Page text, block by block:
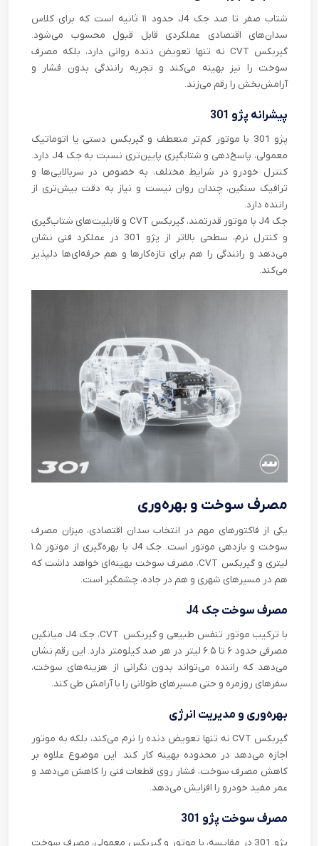
شتاب صفر تا صد جک J4 حدود ۱۱ ثانیه است که برای کلاس
سدان‌های اقتصادی عملکردی قابل قبول محسوب می‌شود.
گیربکس CVT نه تنها تعویض دنده روانی دارد، بلکه مصرف
سوخت را نیز بهینه می‌کند و تجربه رانندگی بدون فشار و
آرامش‌بخش را رقم می‌زند.
پیشرانه پژو 301
پژو 301 با موتور کم‌تر منعطف و گیربکس دستی یا اتوماتیک
معمولی، پاسخ‌دهی و شتابگیری پایین‌تری نسبت به جک J4 دارد.
کنترل خودرو در شرایط مختلف، به خصوص در سربالایی‌ها و
ترافیک سنگین، چندان روان نیست و نیاز به دقت بیش‌تری از
راننده دارد.
جک J4 با موتور قدرتمند، گیربکس CVT و قابلیت‌های شتاب‌گیری
و کنترل نرم، سطحی بالاتر از پژو 301 در عملکرد فنی نشان
می‌دهد و رانندگی را هم برای تازه‌کارها و هم حرفه‌ای‌ها دلپذیر
می‌کند.
مصرف سوخت و بهره‌وری
یکی از فاکتورهای مهم در انتخاب سدان اقتصادی، میزان مصرف
سوخت و بازدهی موتور است. جک J4 با بهره‌گیری از موتور ۱.۵
لیتری و گیربکس CVT، مصرف سوخت بهینه‌ای خواهد داشت که
هم در مسیرهای شهری و هم در جاده، چشمگیر است.
مصرف سوخت جک J4
با ترکیب موتور تنفس طبیعی و گیربکس CVT، جک J4 میانگین
مصرفی حدود ۶ تا ۶.۵ لیتر در هر صد کیلومتر دارد. این رقم نشان
می‌دهد که راننده می‌تواند بدون نگرانی از هزینه‌های سوخت،
سفرهای روزمره و حتی مسیرهای طولانی را با آرامش طی کند.
بهره‌وری و مدیریت انرژی
گیربکس CVT نه تنها تعویض دنده را نرم می‌کند، بلکه به موتور
اجازه می‌دهد در محدوده بهینه کار کند. این موضوع علاوه بر
کاهش مصرف سوخت، فشار روی قطعات فنی را کاهش می‌دهد و
عمر مفید خودرو را افزایش می‌دهد.
مصرف سوخت پژو 301
پژو 301 در مقایسه، با موتور و گیربکس معمولی، مصرف سوخت